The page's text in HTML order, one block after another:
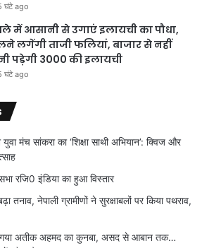
घंटे ago
में आसानी से उगाएं इलायची का पौधा,
लगेंगी ताजी फलियां, बाजार से नहीं
पड़ेगी 3000 की इलायची
घंटे ago
युवा मंच सांकरा का ‘शिक्षा साथी अभियान’: क्विज और
रजि0 इंडिया का हुआ विस्तार
तनाव, नेपाली ग्रामीणों ने सुरक्षाबलों पर किया पथराव,
गया अतीक अहमद का कुनबा, असद से आबान तक…